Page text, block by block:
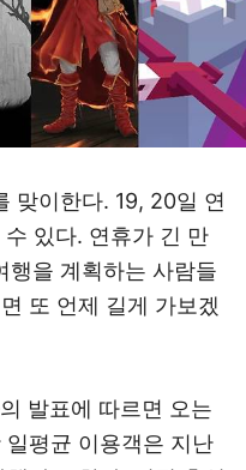
맞이한다. 19, 20일 연
있다. 연휴가 긴 만
행을 계획하는 사람들
또 언제 길게 가보겠
발표에 따르면 오는
평균 이용객은 지난